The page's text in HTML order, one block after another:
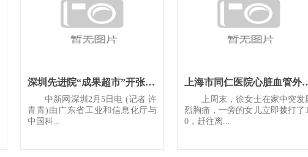
深圳先进院“成果超市”开张 专家团队现场“摆摊”
中新网深圳2月5日电 (记者 许
青青)由广东省工业和信息化厅与
中国科...
上海市同仁医
上周末，徐女士在家中突发
烈胸痛，一旁的女儿立即拨打了
0，赶往离...